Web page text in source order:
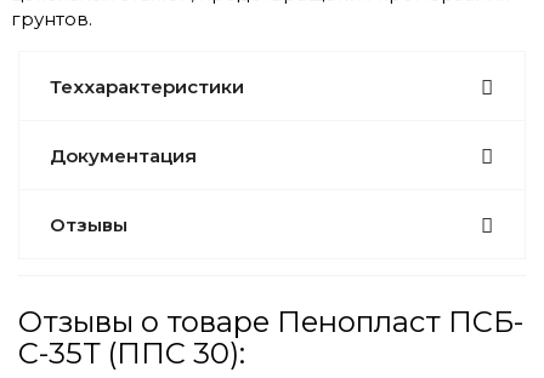
грунтов.
Теххарактеристики
Документация
Отзывы
Отзывы о товаре Пенопласт ПСБ-
С-35Т (ППС 30):